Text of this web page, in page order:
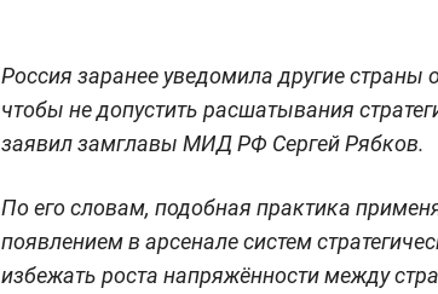
Россия заранее уведомила другие страны
чтобы не допустить расшатывания
заявил замглавы МИД РФ Сергей Рябков.
По его словам, подобная практика
появлением в арсенале систем
избежать роста напряжённости между